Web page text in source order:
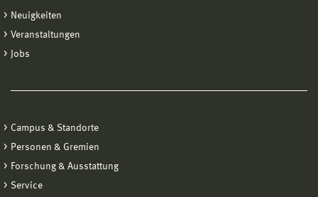
Neuigkeiten
Veranstaltungen
Jobs
Campus & Standorte
Personen & Gremien
Forschung & Ausstattung
Service